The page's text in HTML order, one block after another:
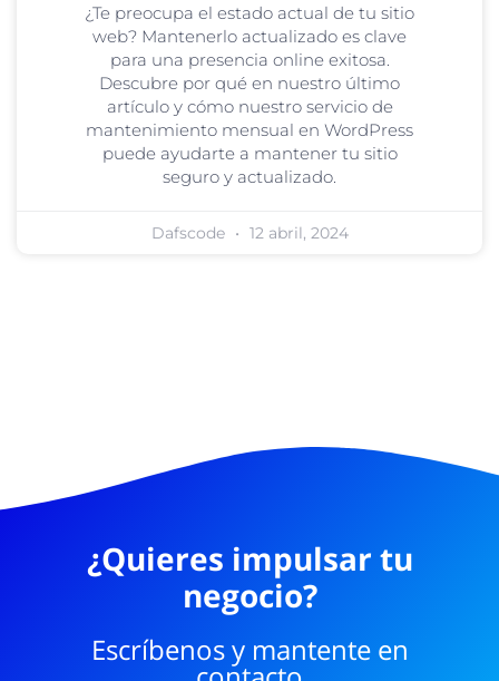
¿Te preocupa el estado actual de tu sitio
web? Mantenerlo actualizado es clave
para una presencia online exitosa.
Descubre por qué en nuestro último
artículo y cómo nuestro servicio de
mantenimiento mensual en WordPress
puede ayudarte a mantener tu sitio
seguro y actualizado.
Dafscode 12 abril, 2024
¿Quieres impulsar tu
negocio?
Escríbenos y mantente en